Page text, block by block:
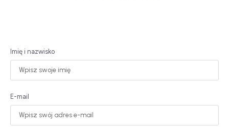
Imię i nazwisko
E-mail